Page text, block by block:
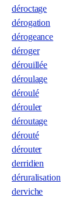
déroctage
dérogation
dérogeance
déroger
dérouillée
déroulage
déroulé
dérouler
déroutage
dérouté
dérouter
derridien
déruralisation
derviche